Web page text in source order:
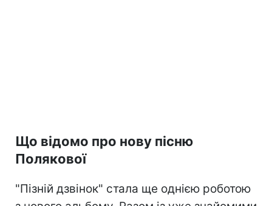
Що відомо про нову пісню
Полякової
"Пізній дзвінок" стала ще однією роботою